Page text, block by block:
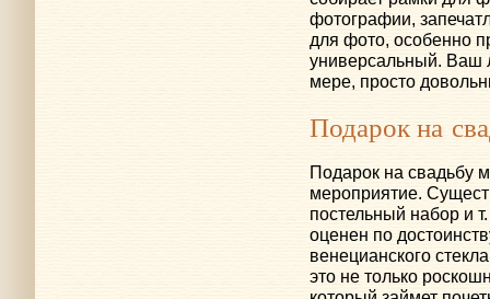
фотографии,
для фото, особенно
универсальный. Ваш
мере, просто
Подарок на
Подарок на свадьбу
мероприятие.
постельный набор и
оценен по
венецианского
это не только